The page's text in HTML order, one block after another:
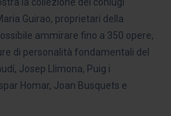
Guirao, proprietari della
ammirare fino a 350 opere,
di personalità fondamentali del
Josep Llimona, Puig i
Homar, Joan Busquets e